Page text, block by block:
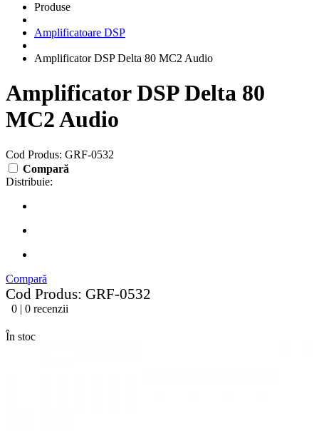
Produse
Amplificatoare DSP
Amplificator DSP Delta 80 MC2 Audio
Amplificator DSP Delta 80
MC2 Audio
Cod Produs: GRF-0532
Compară
Distribuie:
Compară
Cod Produs: GRF-0532
0 | 0 recenzii
În stoc